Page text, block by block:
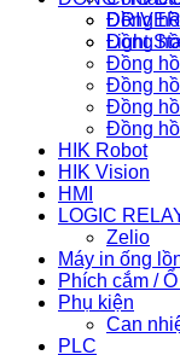
Light
Đồng
Đồng
Đồng
Đồng
Đồng
Đồng
HIK Robot
HIK Vision
HMI
LOGIC
Zelio
Máy in ống
Phích cắm /
Phụ kiện
Can
PLC